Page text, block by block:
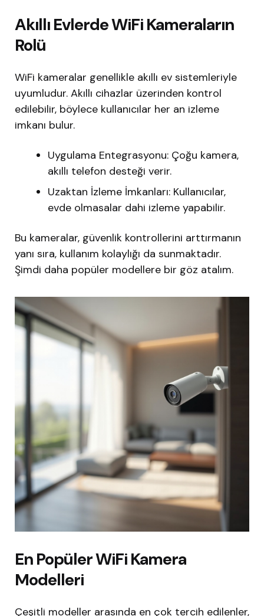
Akıllı Evlerde WiFi Kameraların
Rolü
WiFi kameralar genellikle akıllı ev sistemleriyle
uyumludur. Akıllı cihazlar üzerinden kontrol
edilebilir, böylece kullanıcılar her an izleme
imkanı bulur.
Uygulama Entegrasyonu: Çoğu kamera,
akıllı telefon desteği verir.
Uzaktan İzleme İmkanları: Kullanıcılar,
evde olmasalar dahi izleme yapabilir.
Bu kameralar, güvenlik kontrollerini arttırmanın
yanı sıra, kullanım kolaylığı da sunmaktadır.
Şimdi daha popüler modellere bir göz atalım.
En Popüler WiFi Kamera
Modelleri
Çeşitli modeller arasında en çok tercih edilenler,